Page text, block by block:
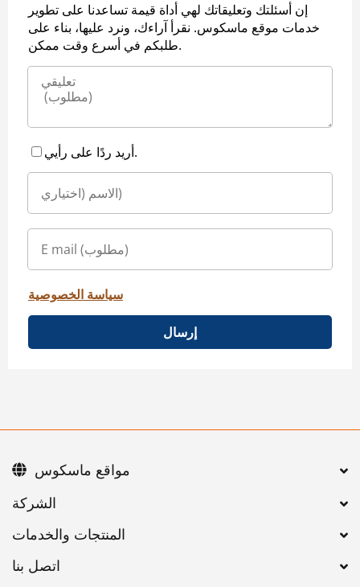
إن أسئلتك وتعليقاتك لهي أداة قيمة تساعدنا على تطوير
خدمات موقع ماسكوس. نقرأ آراءك، ونرد عليها، بناء على
طلبكم في أسرع وقت ممكن.
أريد ردًا على رأيي.
سياسة الخصوصية
إرسال
اتصل بنا
مواقع ماسكوس